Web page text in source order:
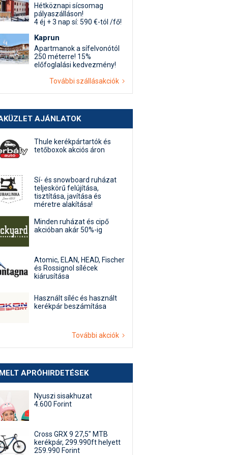
Hétköznapi sícsomag
pályaszálláson!
4 éj + 3 nap sí: 590 €-tól /fő!
Kaprun
Apartmanok a sífelvonótól
250 méterre! 15%
előfoglalási kedvezmény!
További szállásakciók
AJÁNLATOK
Thule kerékpártartók és
tetőboxok akciós áron
Sí- és snowboard ruházat
teljeskörű felújítása,
tisztítása, javítása és
méretre alakítása!
Minden ruházat és cipő
akcióban akár 50%-ig
Atomic, ELAN, HEAD, Fischer
és Rossignol sílécek
kiárusítása
Használt síléc és használt
kerékpár beszámítása
További akciók
APRÓHIRDETÉSEK
Nyuszi sisakhuzat
4.600 Forint
Cross GRX 9 27,5" MTB
kerékpár, 299.990ft helyett
259.990 Forint